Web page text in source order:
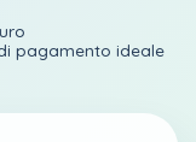
pagamento ideale